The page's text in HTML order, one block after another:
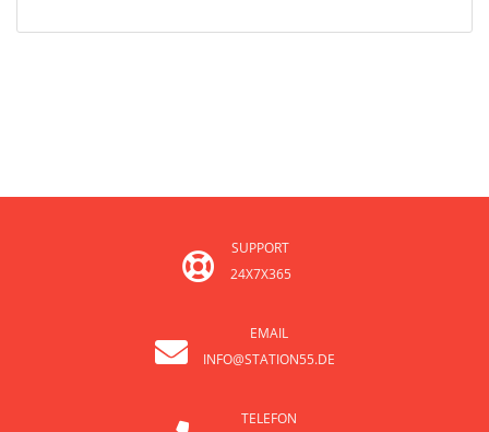
SUPPORT
24X7X365
EMAIL
INFO@STATION55.DE
TELEFON